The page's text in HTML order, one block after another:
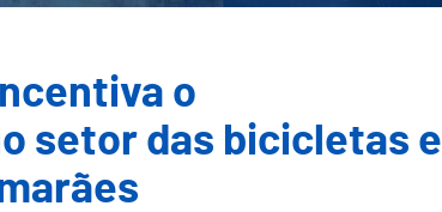
o
setor das bicicletas e